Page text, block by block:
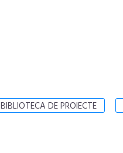
BIBLIOTECA DE PROIECTE